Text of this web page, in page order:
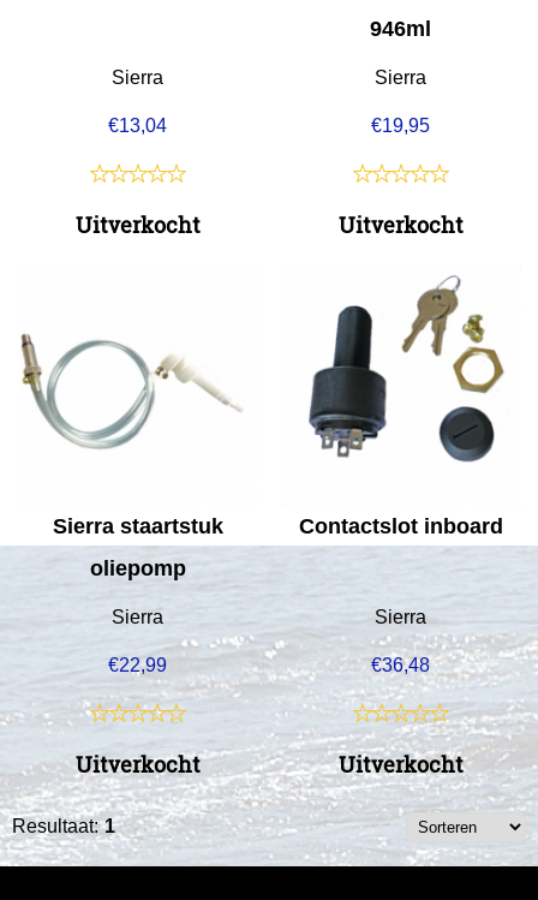
Sierra
€13,04
Uitverkocht
946ml
Sierra
€19,95
Uitverkocht
Sierra staartstuk
oliepomp
Sierra
€22,99
Uitverkocht
Contactslot inboard
Sierra
€36,48
Uitverkocht
Resultaat: 1